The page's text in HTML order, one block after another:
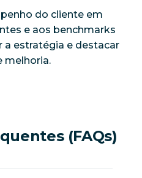
do cliente em
e aos benchmarks
a estratégia e destacar
melhoria.
(FAQs)